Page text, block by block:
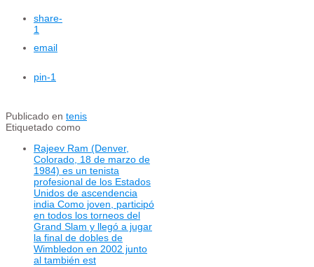
share-
1
email
pin-1
Publicado en tenis
Etiquetado como
Rajeev Ram (Denver,
Colorado, 18 de marzo de
1984) es un tenista
profesional de los Estados
Unidos de ascendencia
india Como joven, participó
en todos los torneos del
Grand Slam y llegó a jugar
la final de dobles de
Wimbledon en 2002 junto
al también est